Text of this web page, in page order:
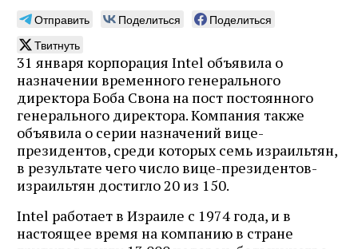
Отправить Поделиться
Поделиться
Твитнуть
31 января корпорация Intel объявила о
назначении временного генерального
директора Боба Свона на пост постоянного
генерального директора. Компания также
объявила о серии назначений вице-
президентов, среди которых семь израильтян,
в результате чего число вице-президентов-
израильтян достигло 20 из 150.
Intel работает в Израиле с 1974 года, и в
настоящее время на компанию в стране